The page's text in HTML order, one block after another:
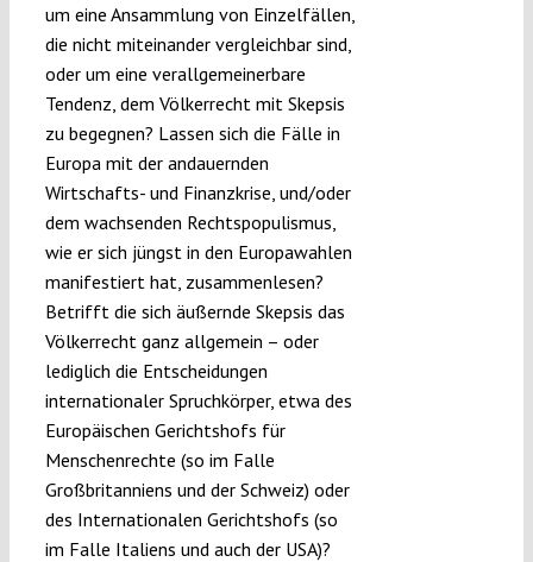
um eine Ansammlung von Einzelfällen,
die nicht miteinander vergleichbar sind,
oder um eine verallgemeinerbare
Tendenz, dem Völkerrecht mit Skepsis
zu begegnen? Lassen sich die Fälle in
Europa mit der andauernden
Wirtschafts- und Finanzkrise, und/oder
dem wachsenden Rechtspopulismus,
wie er sich jüngst in den Europawahlen
manifestiert hat, zusammenlesen?
Betrifft die sich äußernde Skepsis das
Völkerrecht ganz allgemein – oder
lediglich die Entscheidungen
internationaler Spruchkörper, etwa des
Europäischen Gerichtshofs für
Menschenrechte (so im Falle
Großbritanniens und der Schweiz) oder
des Internationalen Gerichtshofs (so
im Falle Italiens und auch der USA)?